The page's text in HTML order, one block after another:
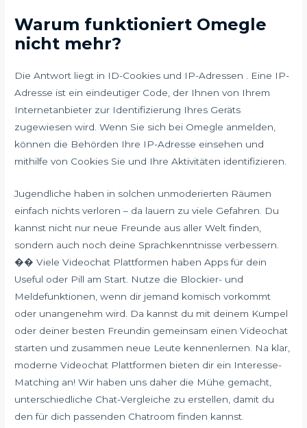
Warum funktioniert Omegle
nicht mehr?
Die Antwort liegt in ID-Cookies und IP-Adressen . Eine IP-
Adresse ist ein eindeutiger Code, der Ihnen von Ihrem
Internetanbieter zur Identifizierung Ihres Geräts
zugewiesen wird. Wenn Sie sich bei Omegle anmelden,
können die Behörden Ihre IP-Adresse einsehen und
mithilfe von Cookies Sie und Ihre Aktivitäten identifizieren.
Jugendliche haben in solchen unmoderierten Räumen
einfach nichts verloren – da lauern zu viele Gefahren. Du
kannst nicht nur neue Freunde aus aller Welt finden,
sondern auch noch deine Sprachkenntnisse verbessern.
�� Viele Videochat Plattformen haben Apps für dein
Useful oder Pill am Start. Nutze die Blockier- und
Meldefunktionen, wenn dir jemand komisch vorkommt
oder unangenehm wird. Da kannst du mit deinem Kumpel
oder deiner besten Freundin gemeinsam einen Videochat
starten und zusammen neue Leute kennenlernen. Na klar,
moderne Videochat Plattformen bieten dir ein Interesse-
Matching an! Wir haben uns daher die Mühe gemacht,
unterschiedliche Chat-Vergleiche zu erstellen, damit du
den für dich passenden Chatroom finden kannst.